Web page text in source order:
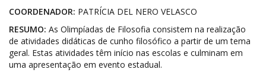
COORDENADOR: PATRÍCIA DEL NERO VELASCO
RESUMO: As Olimpíadas de Filosofia consistem na realização
de atividades didáticas de cunho filosófico a partir de um tema
geral. Estas atividades têm início nas escolas e culminam em
uma apresentação em evento estadual.